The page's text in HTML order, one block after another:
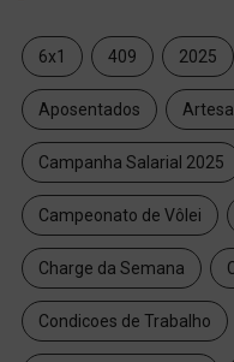
6x1 409 2025
Aposentados
Campanha Salarial 2025
Campeonato de Vôlei
Charge da Semana
Condicoes de Trabalho